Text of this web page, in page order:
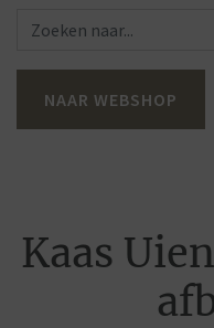
NAAR WEBSHOP
Kaas